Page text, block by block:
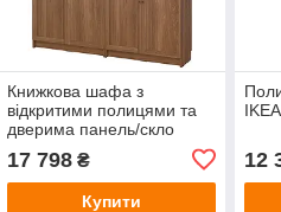
Книжкова шафа з
відкритими полицями та
дверима панель/скло
160x30x202 см IKEA
195.818.62
17 798₴
Купити
12